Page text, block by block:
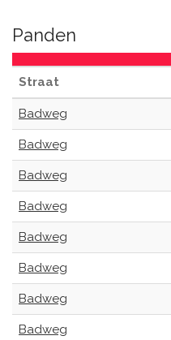
Panden
Straat
Badweg
Badweg
Badweg
Badweg
Badweg
Badweg
Badweg
Badweg